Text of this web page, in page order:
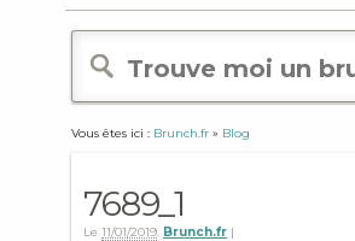
Vous êtes ici : Brunch.fr » Blog
7689_1
Le 11/01/2019. Brunch.fr |